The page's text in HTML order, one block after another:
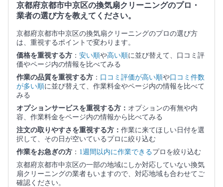
京都府京都市中京区の換気扇クリーニングのプロ・
業者の選び方を教えてください。
京都府京都市中京区の換気扇クリーニングのプロの選び方
は、重視するポイントで変わります。
価格を重視する方 ： 安い順や高い順に並び替えて、口コミ評
価やページ内の情報を比べてみる
作業の品質を重視する方 ： 口コミ評価が高い順や口コミ件数
が多い順に並び替えて、作業料金やページ内の情報を比べて
みる
オプションサービスを重視する方： オプションの有無や内
容、作業料金をページ内の情報から比べてみる
注文の取りやすさを重視する方： 作業に来てほしい日付を選
択して、その日が空いているプロに絞り込む
作業をお急ぎの方 ： 1週間以内に作業できるプロを絞り込む
京都府京都市中京区の一部の地域にしか対応していない換気
扇クリーニングの業者もいますので、対応地域も合わせてご
確認ください。